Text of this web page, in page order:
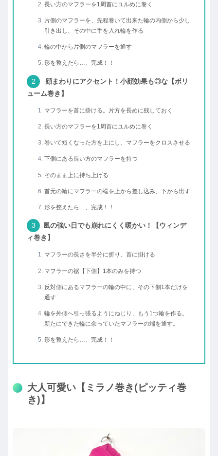
長い方のマフラーを1周首にユルめに巻く
片側のマフラーを、先程巻いて出来た輪の内側から少し
引き出し、その中に手を入れ輪を作る
輪の中から片側のマフラーを通す
形を整えたら…、完成！！
顔まわりにアクセント！小顔効果も◎な【ボリ
ューム巻き】
マフラーを首に掛ける。片方を長めに残しておく
長い方のマフラーを1周首にユルめに巻く
巻いて短くなった方を上にし、マフラーをクロスさせる
下側にある長い方のマフラーを持つ
そのまま上に持ち上げる
首元の輪にマフラーの端を上から差し込み、下から出す
形を整えたら…、完成！！
風の強い日でも崩れにくく暖かい！【ウィンデ
ィ巻き】
マフラーの長さを半分に折り、首に掛ける
マフラーの裾【下側】1本のみを持つ
反対側にあるマフラーの輪の中に、その下側1本だけを
通す
輪を外側へ引っ張るようにねじり、もう1つ輪を作る。
新たにできた輪に余っていたマフラーの端を通す。
形を整えたら…、完成！！
大人可愛い【ミラノ巻き(ピッティ巻
き)】